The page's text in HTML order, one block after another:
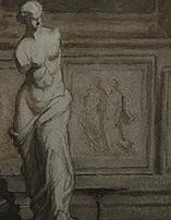
de